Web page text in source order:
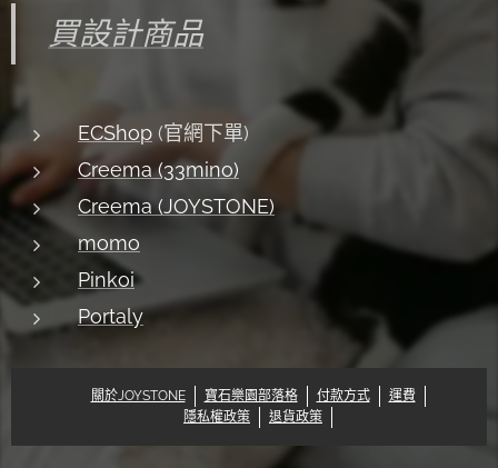
買設計商品
ECShop (官網下單)
Creema (33mino)
Creema (JOYSTONE)
momo
Pinkoi
Portaly
關於JOYSTONE 寶石樂園部落格 付款方式
運費
隱私權政策
退貨政策